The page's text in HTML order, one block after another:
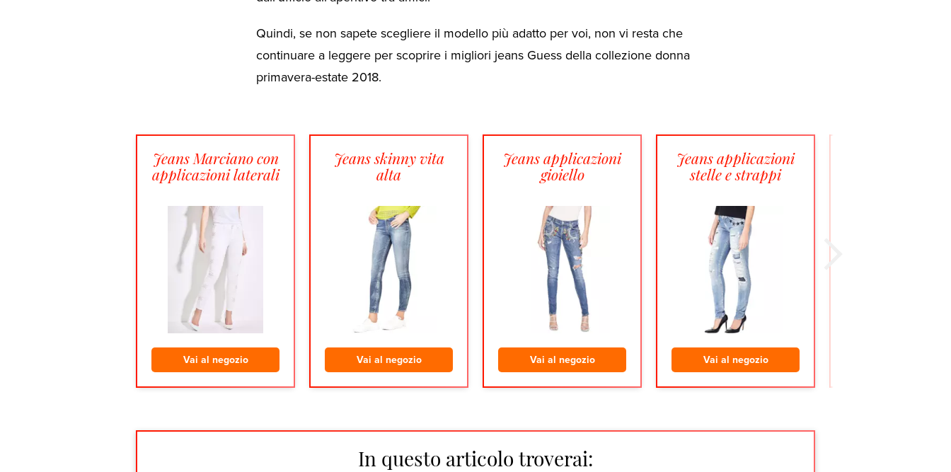
In questo articolo troverai:
Quindi, se non sapete scegliere il modello più adatto per voi, non vi resta che
continuare a leggere per scoprire i migliori jeans Guess della collezione donna
primavera-estate 2018.
Jeans Marciano con
applicazioni laterali
Vai al negozio
Jeans skinny vita
alta
Vai al negozio
Jeans applicazioni
gioiello
Vai al negozio
Jeans applicazioni
stelle e strappi
Vai al negozio